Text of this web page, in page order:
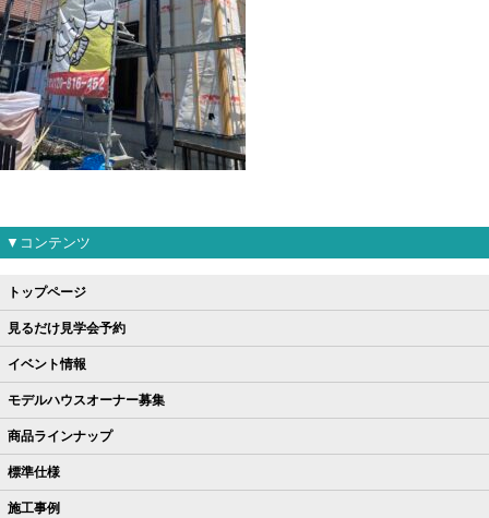
▼コンテンツ
トップページ
見るだけ見学会予約
イベント情報
モデルハウスオーナー募集
商品ラインナップ
標準仕様
施工事例